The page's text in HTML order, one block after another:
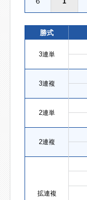
勝式
3連単
3連複
2連単
2連複
拡連複